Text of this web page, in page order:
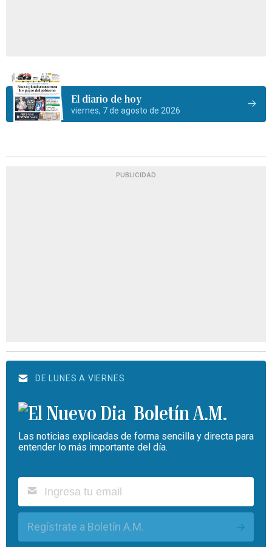
El diario de hoy
viernes, 7 de agosto de 2026
PUBLICIDAD
DE LUNES A VIERNES
Boletín A.M.
Las noticias explicadas de forma sencilla y directa para
entender lo más importante del día.
Regístrate a Boletín A.M.